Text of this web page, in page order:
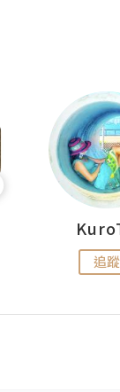
追蹤